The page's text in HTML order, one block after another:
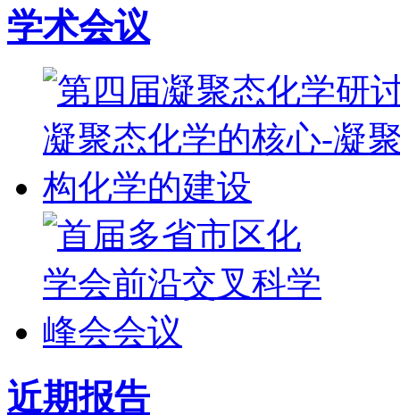
学术会议
近期报告